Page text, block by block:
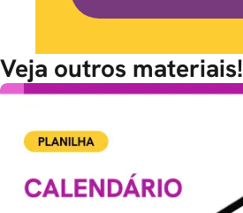
Veja outros materiais!